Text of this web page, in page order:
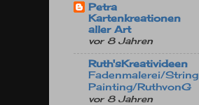
Petra
Kartenkreationen
aller Art
vor 8 Jahren
Ruth'sKreativideen
Fadenmalerei/String
Painting/RuthvonG
vor 8 Jahren